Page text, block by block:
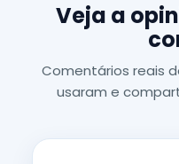
Veja a
Comentários reais
usaram e